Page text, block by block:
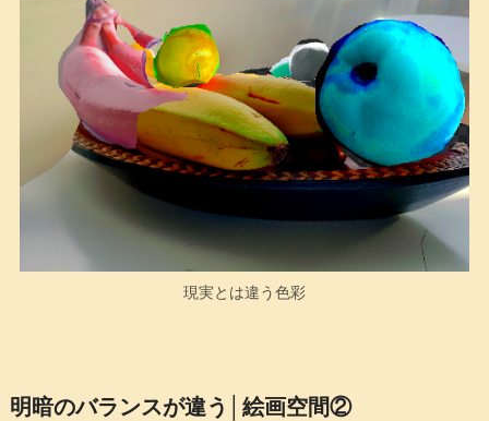
現実とは違う色彩
明暗のバランスが違う│絵画空間②